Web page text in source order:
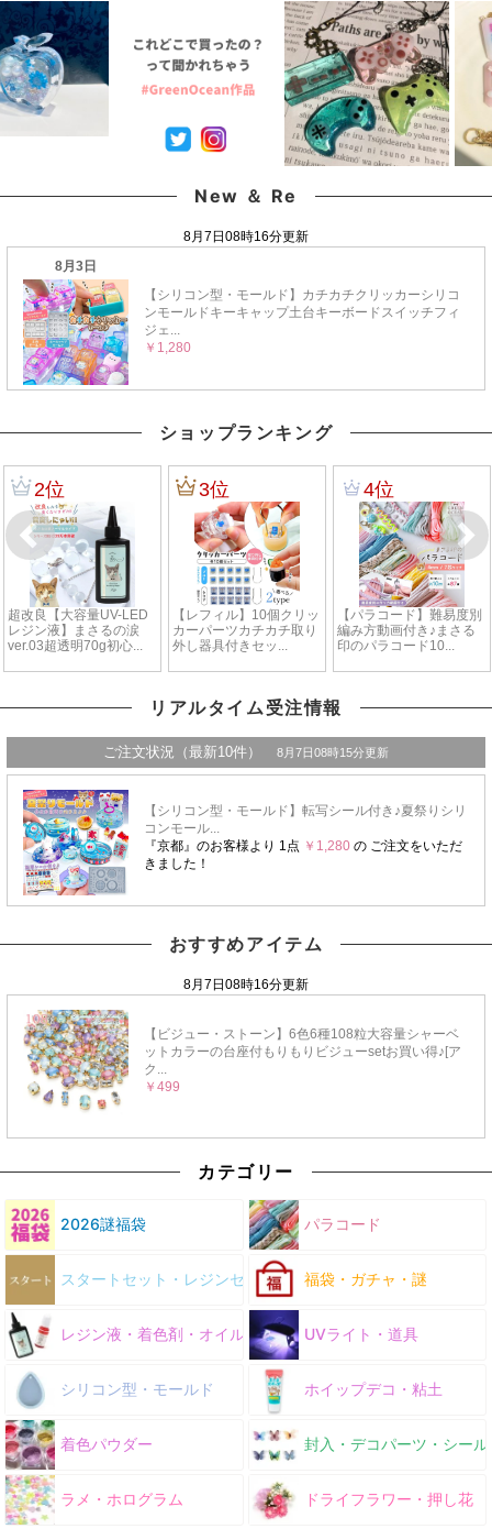
ホルダー 動物 立体 3d
UVレジン スクイーズ
レジン クラフト 《選べ
る2種》
GreenOceanオリジナ
♪《No204》ミックス
パープル
クスノー フレーク クリ
スマス 素材 材料 UVレ
ジン クラフト《選べる
2種》
New ＆ Re
ショップランキング
リアルタイム受注情報
おすすめアイテム
カテゴリー
2026謎福袋 パラコード
スタートセット・レジンセット 福袋・ガチャ・謎
レジン液・着色剤・オイル UVライト・道具
シリコン型・モールド ホイップデコ・粘土
着色パウダー 封入・デコパーツ・シール
ラメ・ホログラム ドライフラワー・押し花